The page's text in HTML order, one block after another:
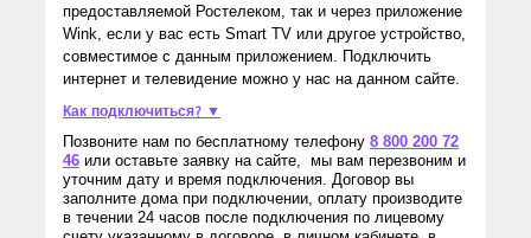
предоставляемой Ростелеком, так и через приложение
Wink, если у вас есть Smart TV или другое устройство,
совместимое с данным приложением. Подключить
интернет и телевидение можно у нас на данном сайте.
Как подключиться? ▼
Позвоните нам по бесплатному телефону 8 800 200 72
46 или оставьте заявку на сайте, мы вам перезвоним и
уточним дату и время подключения. Договор вы
заполните дома при подключении, оплату производите
в течении 24 часов после подключения по лицевому